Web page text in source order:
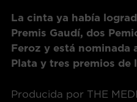
La cinta ya había
Premis Gaudí, dos
Feroz y está nominada
Plata y tres premios de
Producida por THE